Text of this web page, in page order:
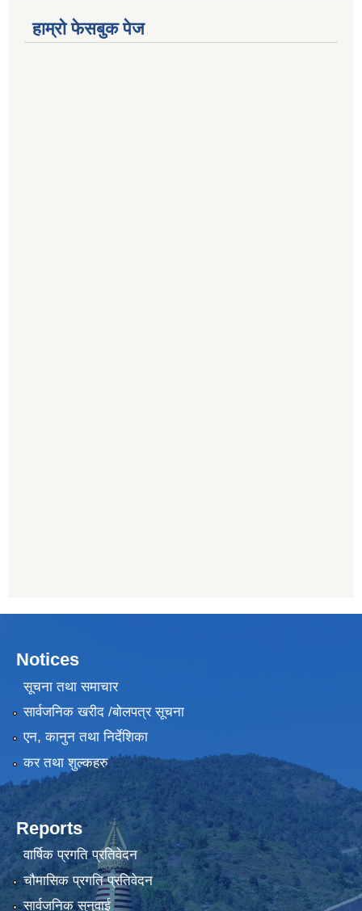
हाम्रो फेसबुक पेज
Notices
सूचना तथा समाचार
सार्वजनिक खरीद /बोलपत्र सूचना
एन, कानुन तथा निर्देशिका
कर तथा शुल्कहरु
Reports
वार्षिक प्रगति प्रतिवेदन
चौमासिक प्रगति प्रतिवेदन
सार्वजनिक सुनुवाई